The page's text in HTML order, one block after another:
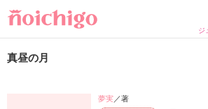
ジ
真昼の月
夢実／著